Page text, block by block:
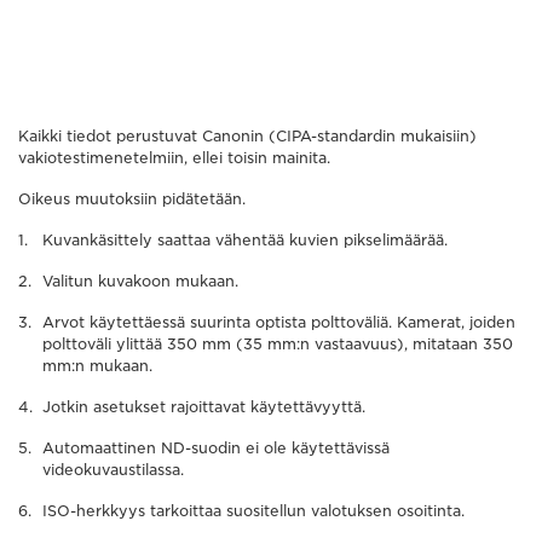
Kaikki tiedot perustuvat Canonin (CIPA-standardin mukaisiin)
vakiotestimenetelmiin, ellei toisin mainita.
Oikeus muutoksiin pidätetään.
Kuvankäsittely saattaa vähentää kuvien pikselimäärää.
Valitun kuvakoon mukaan.
Arvot käytettäessä suurinta optista polttoväliä. Kamerat, joiden
polttoväli ylittää 350 mm (35 mm:n vastaavuus), mitataan 350
mm:n mukaan.
Jotkin asetukset rajoittavat käytettävyyttä.
Automaattinen ND-suodin ei ole käytettävissä
videokuvaustilassa.
ISO-herkkyys tarkoittaa suositellun valotuksen osoitinta.